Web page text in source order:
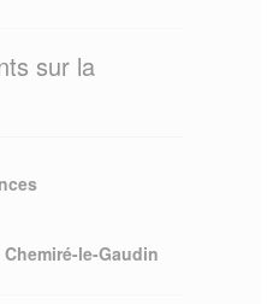
sur la
le-Gaudin